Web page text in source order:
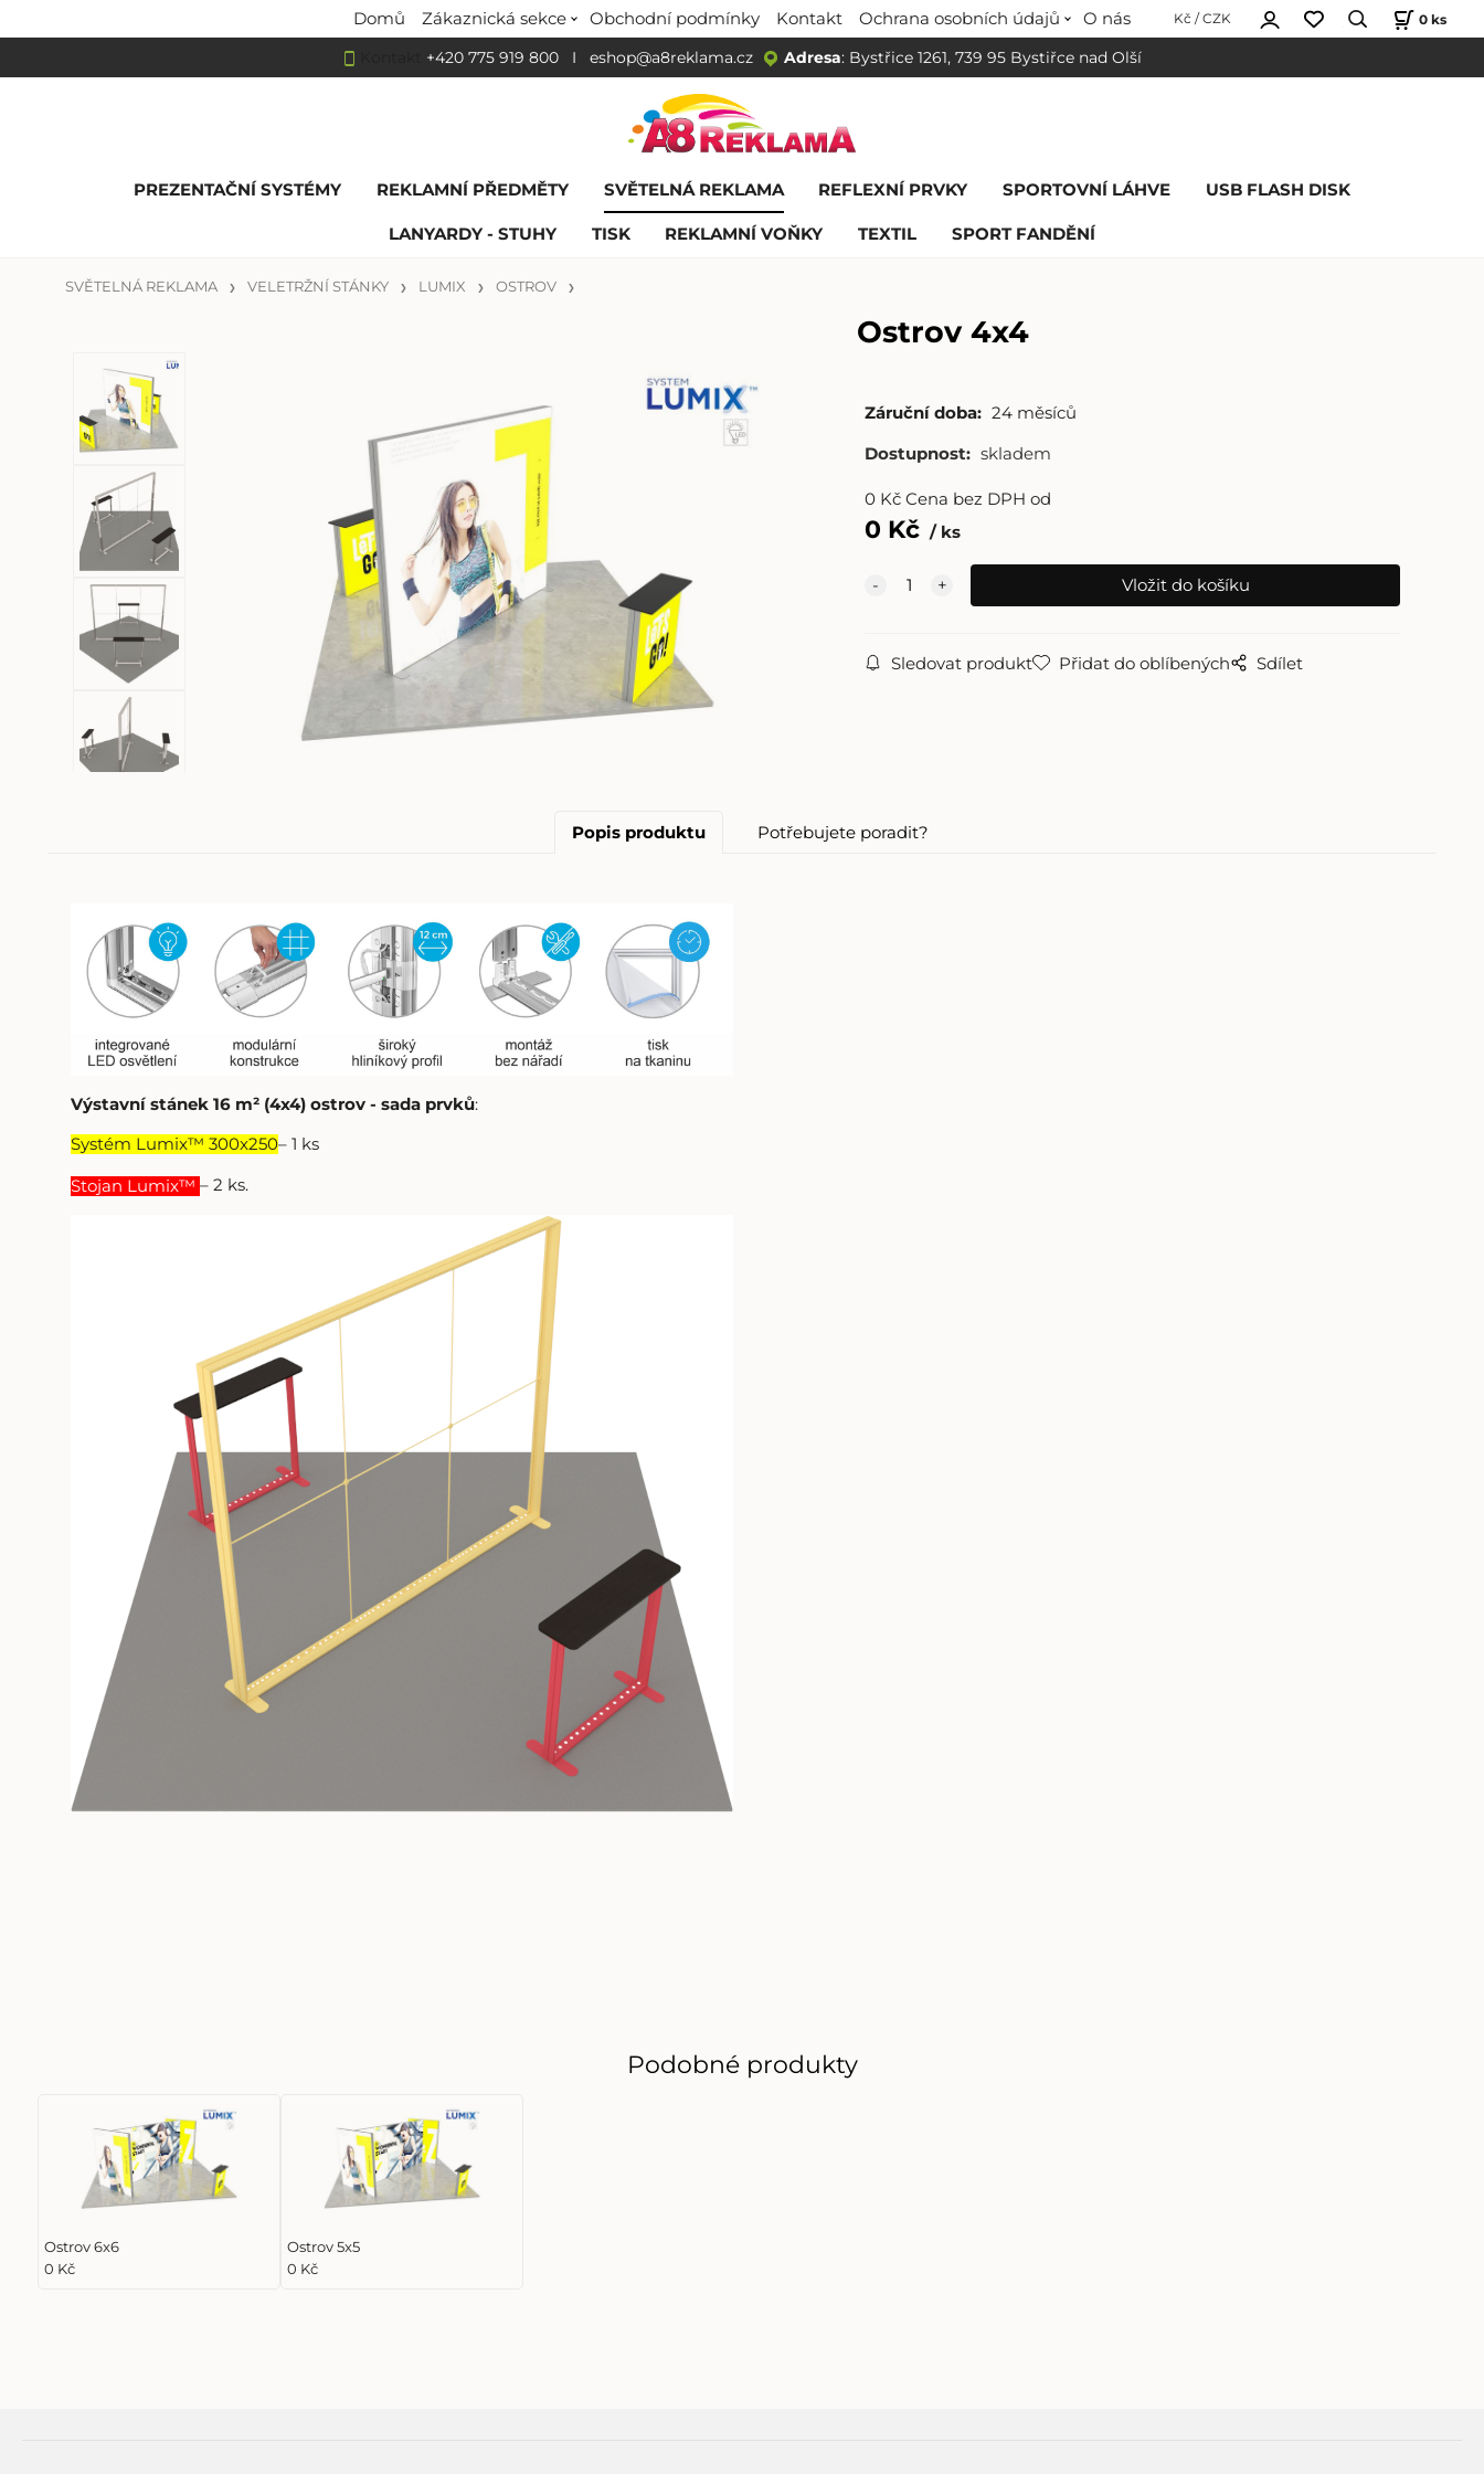
Domů Zákaznická sekce Obchodní podmínky Kontakt Ochrana osobních údajů O nás Kč / CZK 0 ks
+420 775 919 800I eshop@a8reklama.cz Adresa: Bystřice 1261, 739 95 Bystiřce nad Olší
PREZENTAČNÍ SYSTÉMY REKLAMNÍ PŘEDMĚTY SVĚTELNÁ REKLAMA REFLEXNÍ PRVKY SPORTOVNÍ LÁHVE USB FLASH DISK
LANYARDY - STUHY TISK REKLAMNÍ VOŇKY TEXTIL SPORT FANDĚNÍ
SVĚTELNÁ REKLAMA VELETRŽNÍ STÁNKY LUMIX OSTROV
Ostrov 4x4
Záruční doba: 24 měsíců
Dostupnost: skladem
0 KčCena bez DPH od
0 Kč ks
Sledovat produkt Přidat do oblíbených Sdílet
Popis produktu Potřebujete poradit?
Výstavní stánek 16 m² (4x4) ostrov - sada prvků:
Systém Lumix™ 300x250– 1 ks
Stojan Lumix™ – 2 ks.
Podobné produkty
Ostrov 6x6
0 Kč
Ostrov 5x5
0 Kč